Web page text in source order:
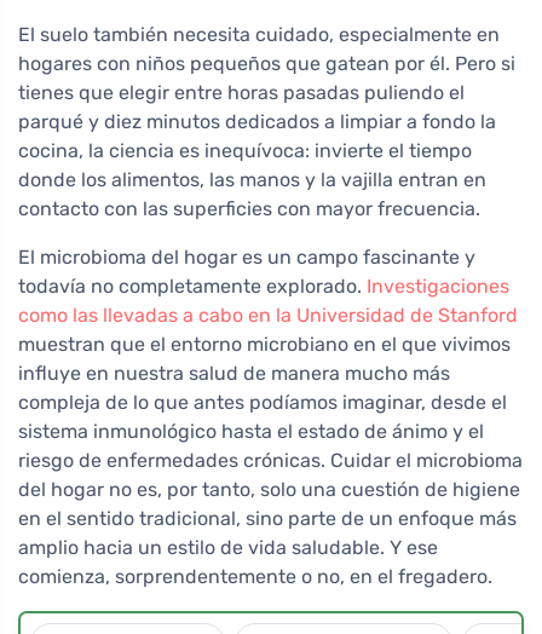
El suelo también necesita cuidado, especialmente en
hogares con niños pequeños que gatean por él. Pero si
tienes que elegir entre horas pasadas puliendo el
parqué y diez minutos dedicados a limpiar a fondo la
cocina, la ciencia es inequívoca: invierte el tiempo
donde los alimentos, las manos y la vajilla entran en
contacto con las superficies con mayor frecuencia.
El microbioma del hogar es un campo fascinante y
todavía no completamente explorado. Investigaciones
como las llevadas a cabo en la Universidad de Stanford
muestran que el entorno microbiano en el que vivimos
influye en nuestra salud de manera mucho más
compleja de lo que antes podíamos imaginar, desde el
sistema inmunológico hasta el estado de ánimo y el
riesgo de enfermedades crónicas. Cuidar el microbioma
del hogar no es, por tanto, solo una cuestión de higiene
en el sentido tradicional, sino parte de un enfoque más
amplio hacia un estilo de vida saludable. Y ese
comienza, sorprendentemente o no, en el fregadero.